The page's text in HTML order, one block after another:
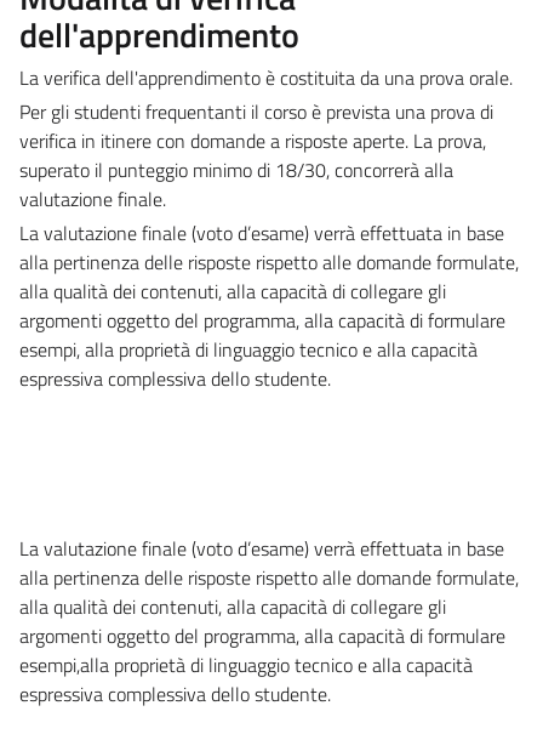
dell'apprendimento
La verifica dell'apprendimento è costituita da una prova orale.
Per gli studenti frequentanti il corso è prevista una prova di
verifica in itinere con domande a risposte aperte. La prova,
superato il punteggio minimo di 18/30, concorrerà alla
valutazione finale.
La valutazione finale (voto d’esame) verrà effettuata in base
alla pertinenza delle risposte rispetto alle domande formulate,
alla qualità dei contenuti, alla capacità di collegare gli
argomenti oggetto del programma, alla capacità di formulare
esempi, alla proprietà di linguaggio tecnico e alla capacità
espressiva complessiva dello studente.
La valutazione finale (voto d’esame) verrà effettuata in base
alla pertinenza delle risposte rispetto alle domande formulate,
alla qualità dei contenuti, alla capacità di collegare gli
argomenti oggetto del programma, alla capacità di formulare
esempi,alla proprietà di linguaggio tecnico e alla capacità
espressiva complessiva dello studente.